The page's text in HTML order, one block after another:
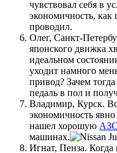
чувствовал себя в
экономичность, как
проводил.
Олег, Санкт-
японского движка
идеальном
уходит намного
привод? Зачем
педаль в пол и
Владимир, Курск.
экономичность
нашел хорошую АЗС
машинах.
Игнат, Пенза. Когда